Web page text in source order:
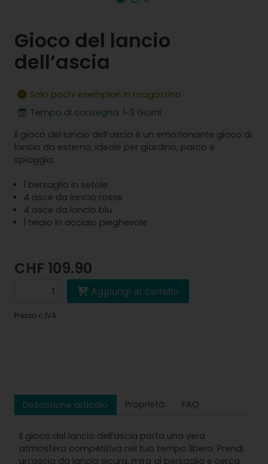
Gioco del lancio
dell’ascia
Solo pochi esemplari in magazzino
Tempo di consegna: 1-3 Giorni
Il gioco del lancio dell’ascia è un emozionante gioco di
lancio da esterno, ideale per giardino, parco e
spiaggia.
1 bersaglio in setole
4 asce da lancio rosse
4 asce da lancio blu
1 telaio in acciaio pieghevole
CHF 109.90
Aggiungi al carrello
Prezzo c.IVA
Descrizione articolo Proprietà FAQ
Il gioco del lancio dell’ascia porta una vera
atmosfera competitiva nel tuo tempo libero. Prendi
un’ascia da lancio sicura, mira al bersaglio e cerca